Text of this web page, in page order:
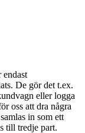
endast
De gör det t.ex.
eller logga
oss att dra några
in som ett
till tredje part.